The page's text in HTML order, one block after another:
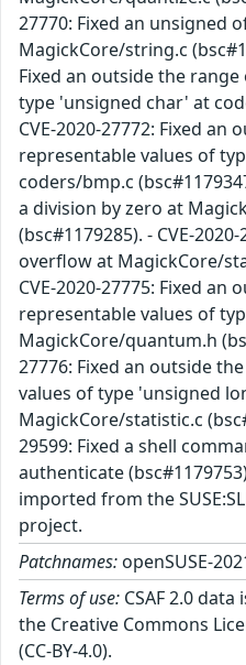
27770: Fixed an unsigned
MagickCore/string.c
Fixed an outside the
type 'unsigned char' at
CVE-2020-27772: Fixed an
representable values of
coders/bmp.c
a division by zero at
(bsc#1179285). - CVE-
overflow at MagickCore/
CVE-2020-27775: Fixed an
representable values of
MagickCore/quantum.h
27776: Fixed an outside
values of type 'unsigned
MagickCore/statistic.c
29599: Fixed a shell
authenticate
imported from the
project.
Patchnames: openSUSE-
Terms of use: CSAF 2.0
the Creative Commons
(CC-BY-4.0).